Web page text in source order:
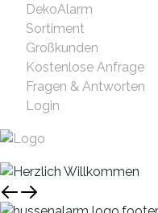
DekoAlarm
Sortiment
Großkunden
Kostenlose Anfrage
Fragen & Antworten
Login